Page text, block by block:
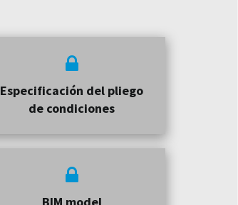
Especificación del pliego
de condiciones
BIM model